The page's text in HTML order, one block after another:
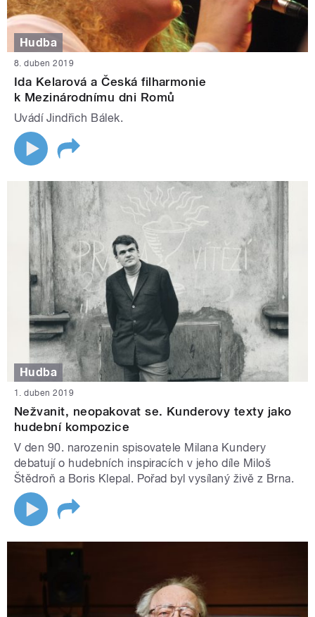
Hudba
8. duben 2019
Ida Kelarová a Česká filharmonie
k Mezinárodnímu dni Romů
Uvádí Jindřich Bálek.
Hudba
1. duben 2019
Nežvanit, neopakovat se. Kunderovy texty jako
hudební kompozice
V den 90. narozenin spisovatele Milana Kundery
debatují o hudebních inspiracích v jeho díle Miloš
Štědroň a Boris Klepal. Pořad byl vysílaný živě z Brna.